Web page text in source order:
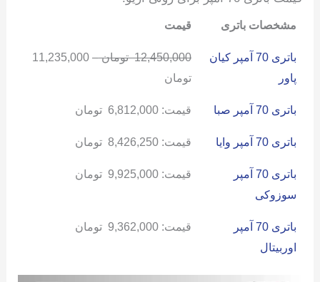
مشخصات باتری قیمت
باتری 70 آمپر کیان
پاور
12,450,000 تومان –
11,235,000
تومان
باتری 70 آمپر صبا قیمت: 6,812,000 تومان
باتری 70 آمپر وایا قیمت: 8,426,250 تومان
باتری 70 آمپر
سوزوکی
قیمت: 9,925,000 تومان
باتری 70 آمپر
اوربیتال
قیمت: 9,362,000 تومان